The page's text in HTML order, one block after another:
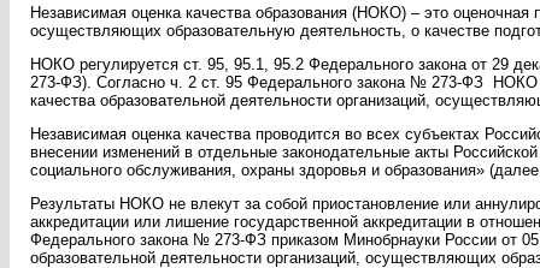
Независимая оценка качества образования (НОКО) – это
осуществляющих образовательную деятельность, о качестве
НОКО регулируется ст. 95, 95.1, 95.2 Федерального закона от 29
273-ФЗ). Согласно ч. 2 ст. 95 Федерального закона № 273-ФЗ НОКО
качества образовательной деятельности организаций,
Независимая оценка качества проводится во всех субъектах
внесении изменений в отдельные законодательные акты
социального обслуживания, охраны здоровья и образования»
Результаты НОКО не влекут за собой приостановление или
аккредитации или лишение государственной аккредитации в
Федерального закона № 273-ФЗ приказом Минобрнауки России от
образовательной деятельности организаций, осуществляющих